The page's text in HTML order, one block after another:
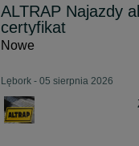
ALTRAP Najazdy
certyfikat
Nowe
Lębork - 05 sierpnia 2026